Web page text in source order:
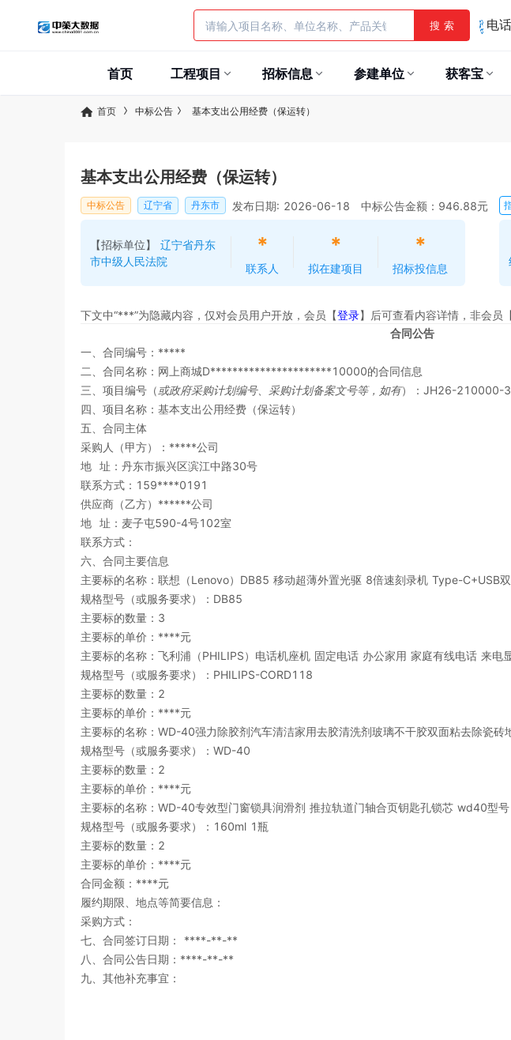
搜 索 电
首页 工程项目 招标信息 参建单位 获客宝
首页 中标公告 基本支出公用经费（保运转）
基本支出公用经费（保运转）
中标公告 辽宁省 丹东市 发布日期: 2026-06-18 中标公告金额：946.88元
【招标单位】
辽宁省丹东
市中级人民法院
*
联系人
*
拟在建项目
*
招标投信息
下文中“***”为隐藏内容，仅对会员用户开放，会员【登录】后可查看内容详情，非会员
合同公告
一、合同编号： *****
二、合同名称： 网上商城D**********************10000的合同信息
三、项目编号（ 或政府采购计划编号、采购计划备案文号等，如有）： JH26-210000-
四、项目名称： 基本支出公用经费（保运转）
五、合同主体
采购人（甲方）：*****公司
地 址：丹东市振兴区滨江中路30号
联系方式：159****0191
供应商（乙方）******公司
地 址：麦子屯590-4号102室
联系方式：
六、合同主要信息
主要标的名称：联想（Lenovo）DB85 移动超薄外置光驱 8倍速刻录机 Type-C+USB
规格型号（或服务要求）：DB85
主要标的数量：3
主要标的单价：****元
主要标的名称：飞利浦（PHILIPS）电话机座机 固定电话 办公家用 家庭有线电话 来
规格型号（或服务要求）：PHILIPS-CORD118
主要标的数量：2
主要标的单价：****元
主要标的名称：WD-40强力除胶剂汽车清洁家用去胶清洗剂玻璃不干胶双面粘去除瓷砖
规格型号（或服务要求）：WD-40
主要标的数量：2
主要标的单价：****元
主要标的名称：WD-40专效型门窗锁具润滑剂 推拉轨道门轴合页钥匙孔锁芯 wd40型
规格型号（或服务要求）：160ml 1瓶
主要标的数量：2
主要标的单价：****元
合同金额：****元
履约期限、地点等简要信息：
采购方式：
七、合同签订日期： ****-**-**
八、合同公告日期： ****-**-**
九、其他补充事宜：